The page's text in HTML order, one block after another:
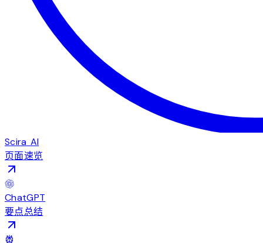
Scira AI
页面速览
ChatGPT
要点总结